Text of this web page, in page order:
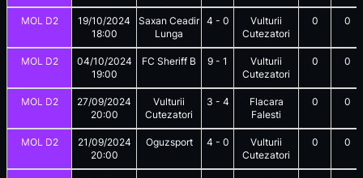
MOL D2
19/10/2024
18:00
Saxan Ceadir
Lunga
4 - 0
Vulturii
Cutezatori
0 0
MOL D2
04/10/2024
19:00
FC Sheriff B 9 - 1
Vulturii
Cutezatori
0 0
MOL D2
27/09/2024
20:00
Vulturii
Cutezatori
3 - 4
Flacara
Falesti
0 0
MOL D2
21/09/2024
20:00
Oguzsport 4 - 0
Vulturii
Cutezatori
0 0